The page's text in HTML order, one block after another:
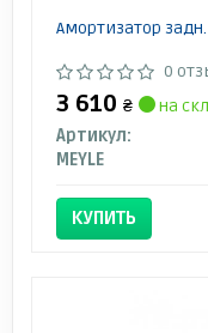
Амортизатор
0
3 610 ₴
на
Артикул:
MEYLE
КУПИТЬ